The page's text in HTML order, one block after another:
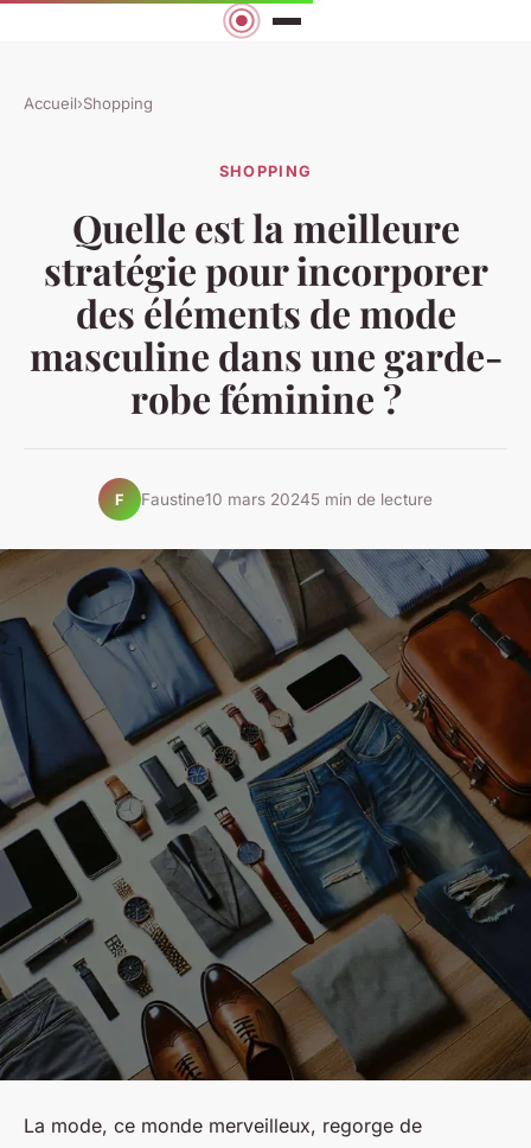
Accueil›Shopping
SHOPPING
Quelle est la meilleure
stratégie pour incorporer
des éléments de mode
masculine dans une garde-
robe féminine ?
F Faustine10 mars 20245 min de lecture
La mode, ce monde merveilleux, regorge de